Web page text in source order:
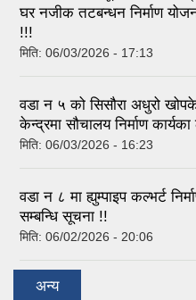
घर नजीक तटबन्धन निर्माण
!!!
मिति: 06/03/2026 - 17:13
वडा न ५ को सिसौरा अधुरो
केन्द्रमा सौचालय निर्माण
मिति: 06/03/2026 - 16:23
वडा न ८ मा ह्युम्पाइप कल्भर्ट
सम्बन्धि सूचना !!
मिति: 06/02/2026 - 20:06
अन्य